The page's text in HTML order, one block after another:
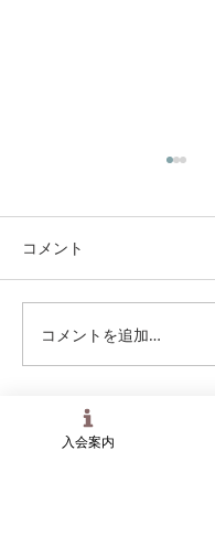
コメント
コメントを追加…
入会案内